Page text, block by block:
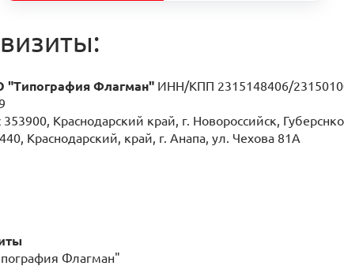
Флагман" ИНН/КПП 2315148406/
Краснодарский край, г. Новороссийск,
Краснодарский, край, г. Анапа, ул. Чехова 81А
Флагман"